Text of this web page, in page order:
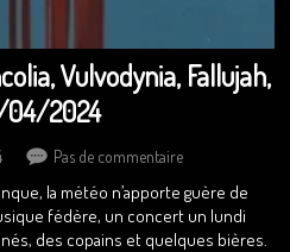
Vulvodynia, Fallujah,
04/2024
Pas de commentaire
la météo n’apporte guère de
fédère, un concert un lundi
des copains et quelques bières.